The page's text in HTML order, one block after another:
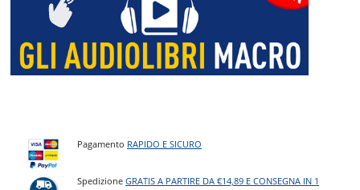
Pagamento RAPIDO E SICURO
SpedizioneGRATIS A PARTIRE DA €14,89 E CONSEGNA IN 1